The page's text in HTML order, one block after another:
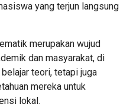
yang terjun langsung
merupakan wujud
dan masyarakat, di
teori, tetapi juga
mereka untuk
lokal.